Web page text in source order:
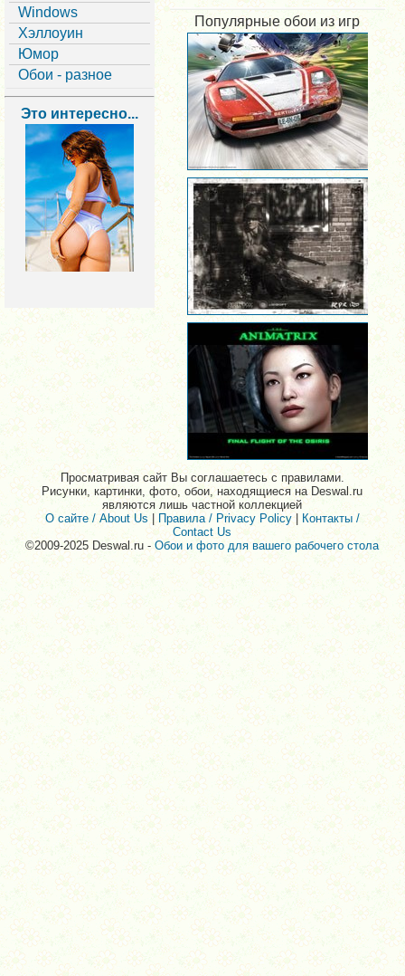
Windows
Хэллоуин
Юмор
Обои - разное
Это интересно...
Популярные обои из игр
Просматривая сайт Вы соглашаетесь с правилами.
Рисунки, картинки, фото, обои, находящиеся на Deswal.ru
являются лишь частной коллекцией
О сайте / About Us
Правила / Privacy Policy| Контакты /
Contact Us
©2009-2025 Deswal.ru -Обои и фото для вашего рабочего стола